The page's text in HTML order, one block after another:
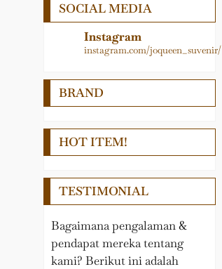
Logam
LAIN – LAIN
PEDEL
Nama Meja
Pin, Gantungan kunci,
Plakat Kayu
Tropy
Medali
Papan Nama
Piala
Plakat
Samir
SOCIAL MEDIA
Instagram
instagram.com/joqueen_suvenir/
BRAND
HOT ITEM!
TESTIMONIAL
Bagaimana pengalaman &
pendapat mereka tentang
kami? Berikut ini adalah